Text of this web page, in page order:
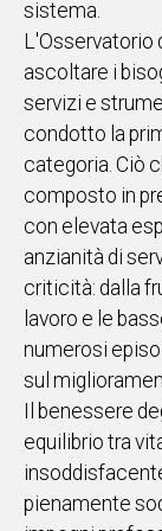
Social
sistema.
L'Osservatorio
ascoltare i
servizi e
condotto la
categoria. Ciò
composto in
con elevata
anzianità di
criticità: dalla
lavoro e le
numerosi
sul
Il benessere
equilibrio tra
pienamente